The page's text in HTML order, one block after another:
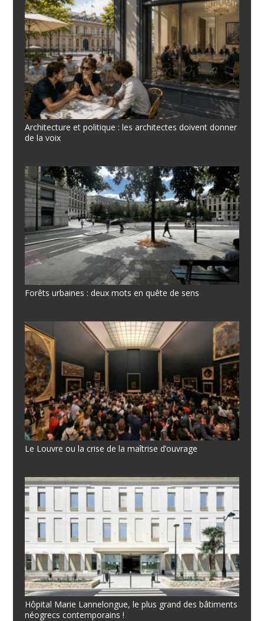
Architecture et politique : les architectes doivent donner
de la voix
Forêts urbaines : deux mots en quête de sens
Le Louvre ou la crise de la maîtrise d’ouvrage
Hôpital Marie Lannelongue, le plus grand des bâtiments
néogrecs contemporains !